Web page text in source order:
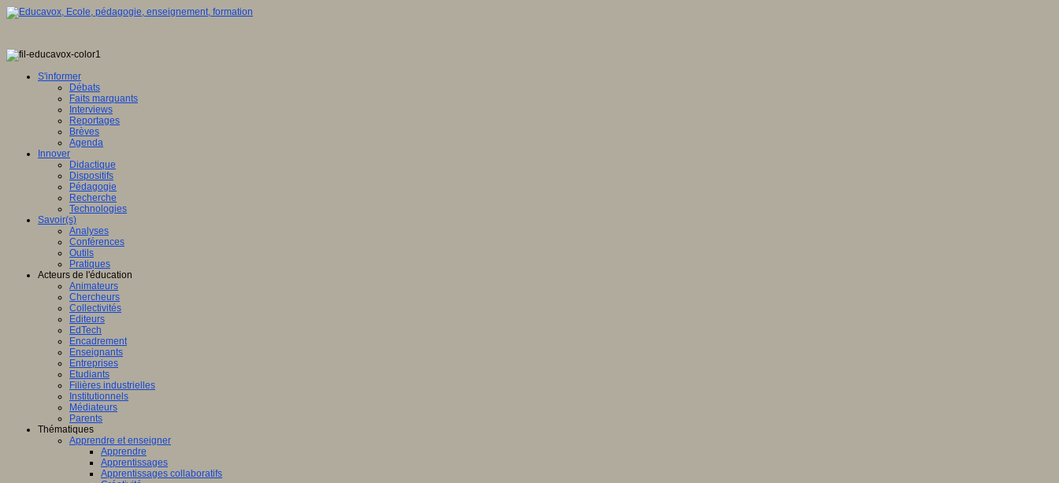
S'informer
Débats
Faits marquants
Interviews
Reportages
Brèves
Agenda
Innover
Didactique
Dispositifs
Pédagogie
Recherche
Technologies
Savoir(s)
Analyses
Conférences
Outils
Pratiques
Acteurs de l'éducation
Animateurs
Chercheurs
Collectivités
Editeurs
EdTech
Encadrement
Enseignants
Entreprises
Etudiants
Filières industrielles
Institutionnels
Médiateurs
Parents
Thématiques
Apprendre et enseigner
Apprendre
Apprentissages
Apprentissages collaboratifs